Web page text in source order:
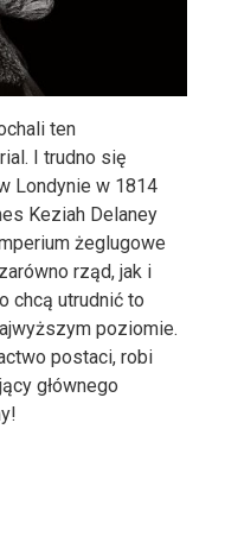
ten
I trudno się
Londynie w 1814
Keziah Delaney
żeglugowe
rząd, jak i
chcą utrudnić to
poziomie.
postaci, robi
głównego